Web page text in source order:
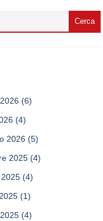
(6)
(4)
2026 (5)
2025 (4)
(4)
(1)
(4)